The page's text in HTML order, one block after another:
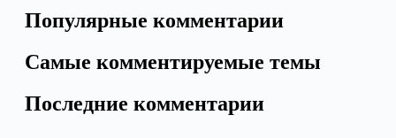
Популярные комментарии
Самые комментируемые темы
Последние комментарии